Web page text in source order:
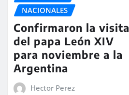
NACIONALES
Confirmaron la visita
del papa León XIV
para noviembre a la
Argentina
Hector Perez